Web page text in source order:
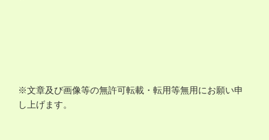
※文章及び画像等の無許可転載・転用等無用にお願い申
し上げます。